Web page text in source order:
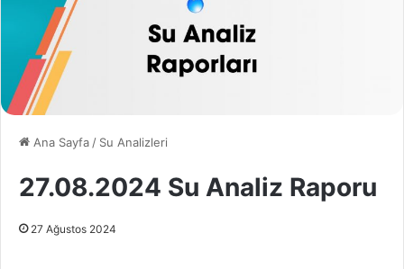
Ana Sayfa / Su Analizleri
27.08.2024 Su Analiz Raporu
27 Ağustos 2024